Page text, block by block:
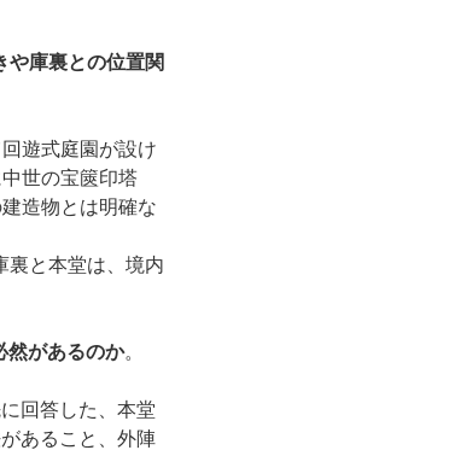
や庫裏との位置関
遊式庭園が設け
世の宝篋印塔
造物とは明確な
裏と本堂は、境内
然があるのか。
回答した、本堂
あること、外陣